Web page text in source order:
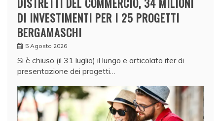
DI INVESTIMENTI PER I 25 PROGETTI
BERGAMASCHI
5 Agosto 2026
Si è chiuso (il 31 luglio) il lungo e articolato iter di
presentazione dei progetti…